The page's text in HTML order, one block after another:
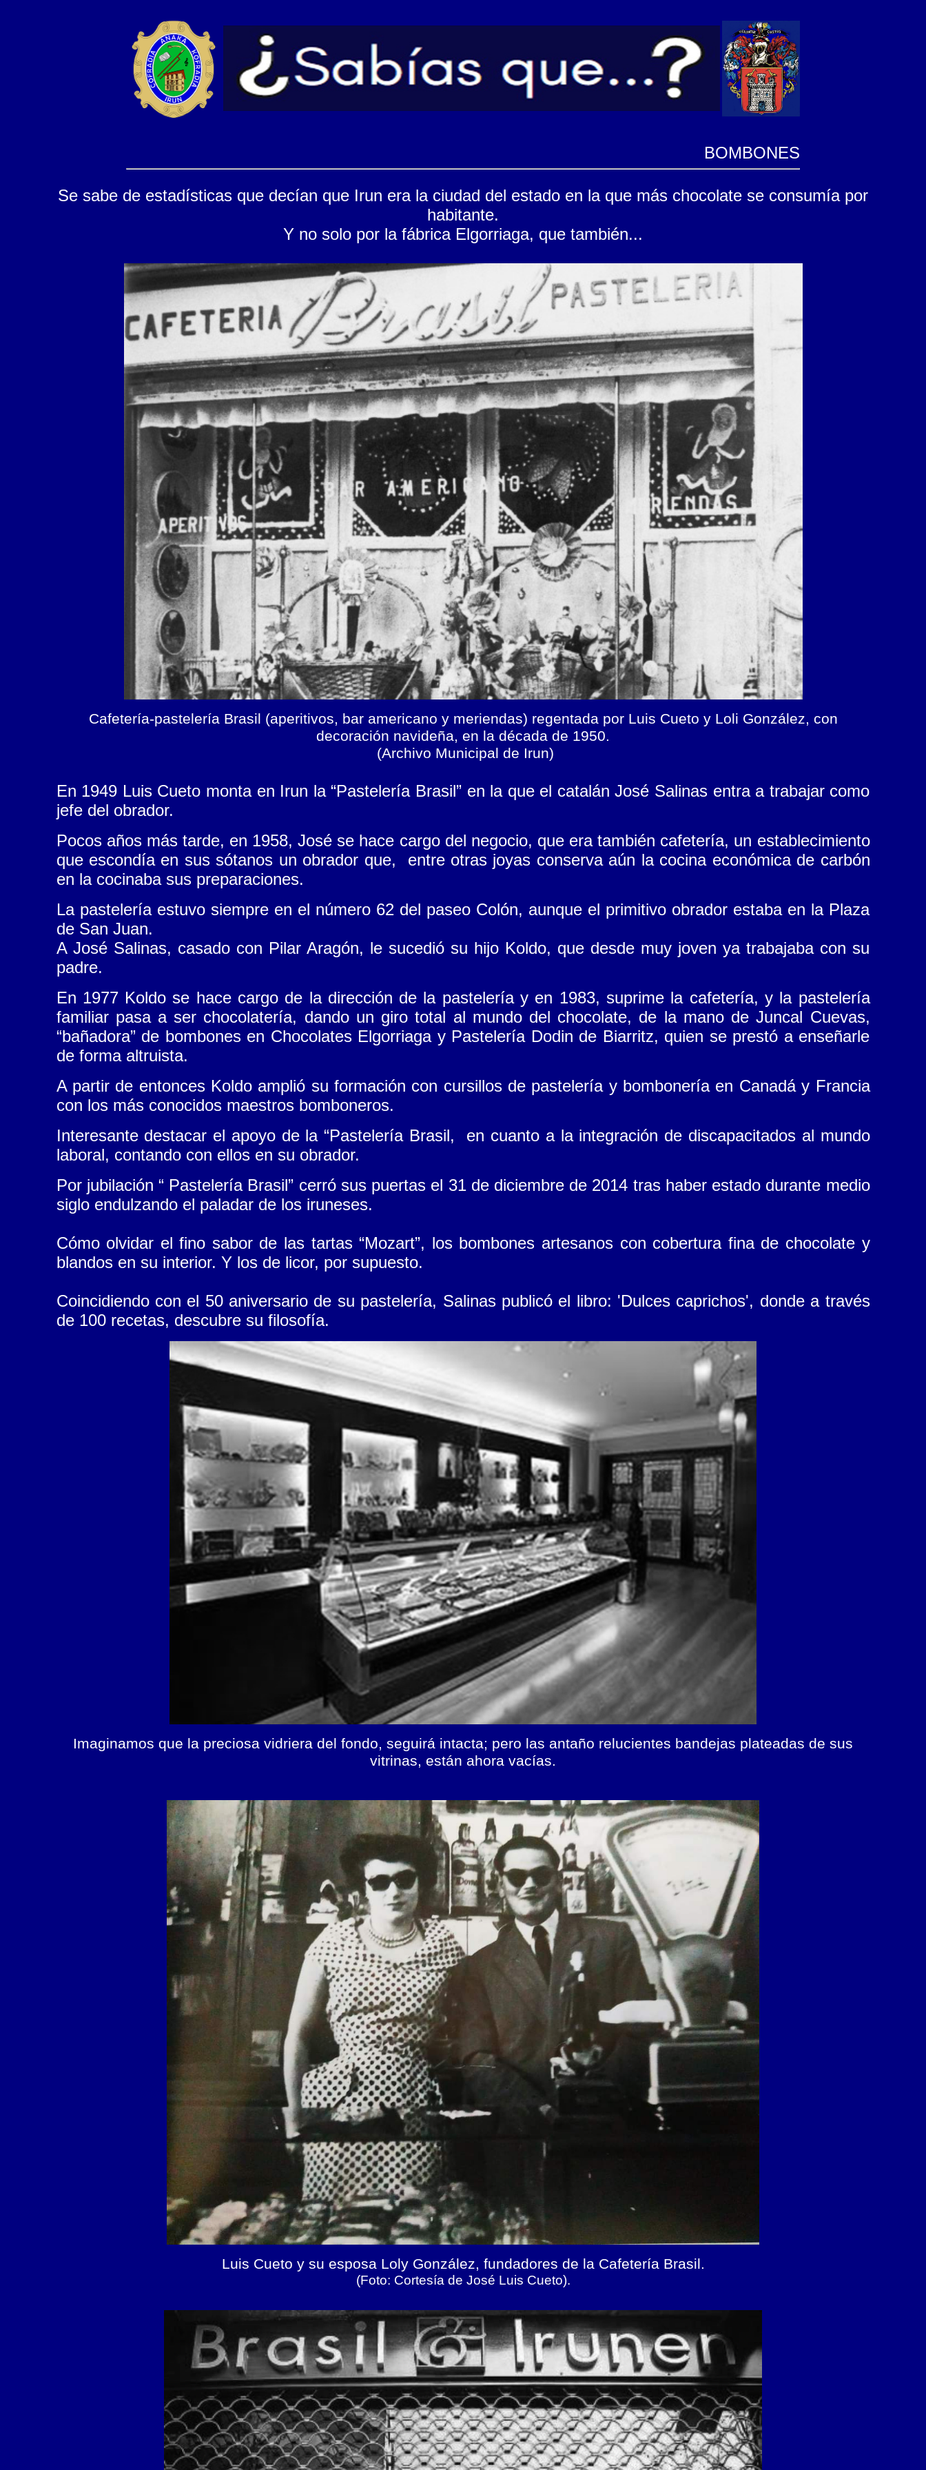
BOMBONES
Se sabe de estadísticas que decían que Irun era la ciudad del estado en la que más chocolate se consumía por
habitante.
Y no solo por la fábrica Elgorriaga, que también...
Cafetería-pastelería Brasil (aperitivos, bar americano y meriendas) regentada por Luis Cueto y Loli González, con
decoración navideña, en la década de 1950.
(Archivo Municipal de Irun)
En 1949 Luis Cueto monta en Irun la “Pastelería Brasil” en la que el catalán José Salinas entra a trabajar como
jefe del obrador.
Pocos años más tarde, en 1958, José se hace cargo del negocio, que era también cafetería, un establecimiento
que escondía en sus sótanos un obrador que, entre otras joyas conserva aún la cocina económica de carbón
en la cocinaba sus preparaciones.
La pastelería estuvo siempre en el número 62 del paseo Colón, aunque el primitivo obrador estaba en la Plaza
de San Juan.
A José Salinas, casado con Pilar Aragón, le sucedió su hijo Koldo, que desde muy joven ya trabajaba con su
padre.
En 1977 Koldo se hace cargo de la dirección de la pastelería y en 1983, suprime la cafetería, y la pastelería
familiar pasa a ser chocolatería, dando un giro total al mundo del chocolate, de la mano de Juncal Cuevas,
“bañadora” de bombones en Chocolates Elgorriaga y Pastelería Dodin de Biarritz, quien se prestó a enseñarle
de forma altruista.
A partir de entonces Koldo amplió su formación con cursillos de pastelería y bombonería en Canadá y Francia
con los más conocidos maestros bomboneros.
Interesante destacar el apoyo de la “Pastelería Brasil, en cuanto a la integración de discapacitados al mundo
laboral, contando con ellos en su obrador.
Por jubilación “ Pastelería Brasil” cerró sus puertas el 31 de diciembre de 2014 tras haber estado durante medio
siglo endulzando el paladar de los iruneses.
Cómo olvidar el fino sabor de las tartas “Mozart”, los bombones artesanos con cobertura fina de chocolate y
blandos en su interior. Y los de licor, por supuesto.
Coincidiendo con el 50 aniversario de su pastelería, Salinas publicó el libro: 'Dulces caprichos', donde a través
de 100 recetas, descubre su filosofía.
Imaginamos que la preciosa vidriera del fondo, seguirá intacta; pero las antaño relucientes bandejas plateadas de sus
vitrinas, están ahora vacías.
Luis Cueto y su esposa Loly González, fundadores de la Cafetería Brasil.
(Foto: Cortesía de José Luis Cueto).